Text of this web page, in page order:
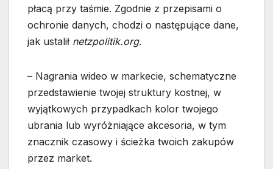
płacą przy taśmie. Zgodnie z przepisami o
ochronie danych, chodzi o następujące dane,
jak ustalił netzpolitik.org.
– Nagrania wideo w markecie, schematyczne
przedstawienie twojej struktury kostnej, w
wyjątkowych przypadkach kolor twojego
ubrania lub wyróżniające akcesoria, w tym
znacznik czasowy i ścieżka twoich zakupów
przez market.